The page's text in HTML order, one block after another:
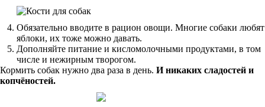
Обязательно вводите в рацион овощи. Многие собаки любят
яблоки, их тоже можно давать.
Дополняйте питание и кисломолочными продуктами, в том
числе и нежирным творогом.
Кормить собак нужно два раза в день. И никаких сладостей и
копчёностей.